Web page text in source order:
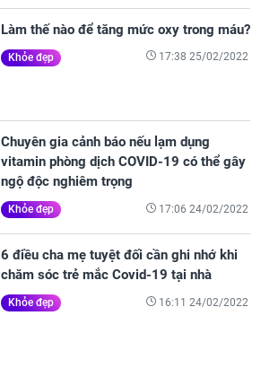
Làm thế nào để tăng mức oxy trong máu?
Khỏe đẹp 17:38 25/02/2022
Chuyên gia cảnh báo nếu lạm dụng
vitamin phòng dịch COVID-19 có thể gây
ngộ độc nghiêm trọng
Khỏe đẹp 17:06 24/02/2022
6 điều cha mẹ tuyệt đối cần ghi nhớ khi
chăm sóc trẻ mắc Covid-19 tại nhà
Khỏe đẹp 16:11 24/02/2022